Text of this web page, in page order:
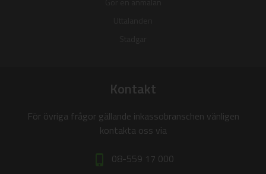
Kontakt
För övriga frågor gällande inkassobranschen vänligen
kontakta oss via
phone_iphone 08-559 17 000